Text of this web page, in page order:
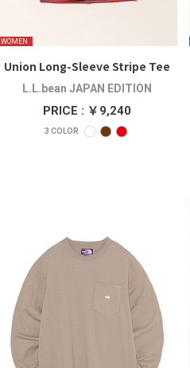
WOMEN
Union Long-Sleeve Stripe Tee
L.L.bean JAPAN EDITION
PRICE : ￥9,240
3 COLOR